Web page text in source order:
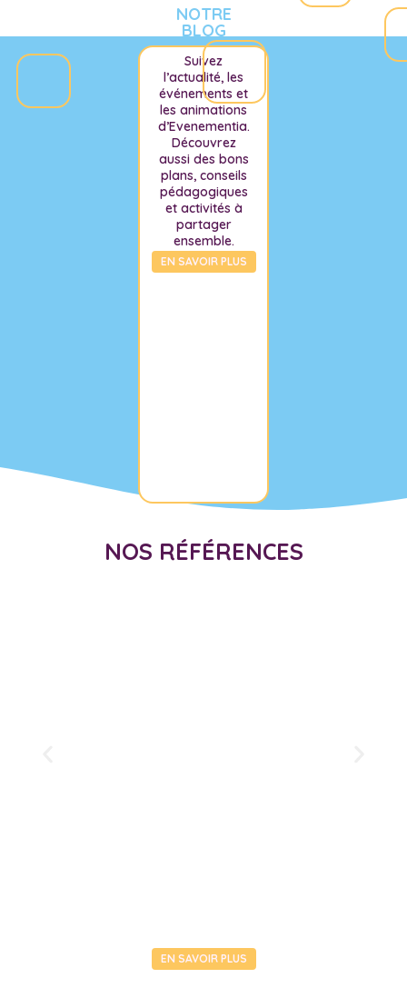
NOTRE
BLOG
Suivez
l’actualité, les
événements et
les animations
d’Evenementia.
Découvrez
aussi des bons
plans, conseils
pédagogiques
et activités à
partager
ensemble.
EN SAVOIR PLUS
NOS RÉFÉRENCES
EN SAVOIR PLUS